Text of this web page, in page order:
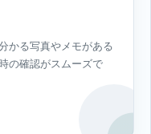
かる写真やメモがある
の確認がスムーズで